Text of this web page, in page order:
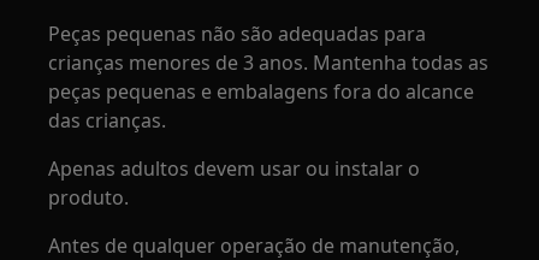
Peças pequenas não são adequadas para
crianças menores de 3 anos. Mantenha todas as
peças pequenas e embalagens fora do alcance
das crianças.
Apenas adultos devem usar ou instalar o
produto.
Antes de qualquer operação de manutenção,